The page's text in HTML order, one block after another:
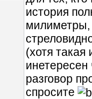
история
милиметры,
(хотя такая
разговор
спросите